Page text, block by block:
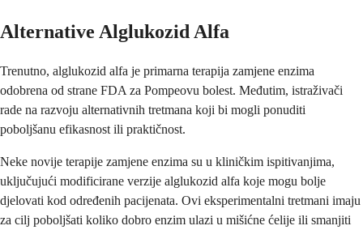
Alternative Alglukozid Alfa
Trenutno, alglukozid alfa je primarna terapija zamjene enzima
odobrena od strane FDA za Pompeovu bolest. Međutim, istraživači
rade na razvoju alternativnih tretmana koji bi mogli ponuditi
poboljšanu efikasnost ili praktičnost.
Neke novije terapije zamjene enzima su u kliničkim ispitivanjima,
uključujući modificirane verzije alglukozid alfa koje mogu bolje
djelovati kod određenih pacijenata. Ovi eksperimentalni tretmani imaju
za cilj poboljšati koliko dobro enzim ulazi u mišićne ćelije ili smanjiti